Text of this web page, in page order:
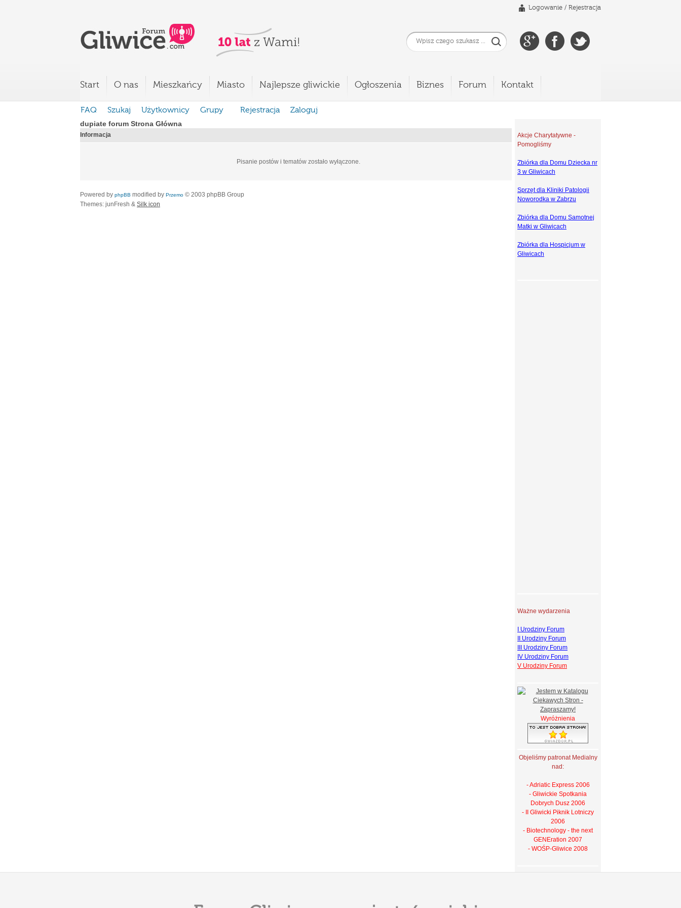
Logowanie / Rejestracja
Start O nas Mieszkańcy Miasto Najlepsze gliwickie Ogłoszenia Biznes Forum Kontakt
FAQ Szukaj Użytkownicy Grupy Rejestracja
Zaloguj
dupiate forum Strona Główna
Informacja
Pisanie postów i tematów zostało wyłączone.
Powered by phpBB modified by Przemo © 2003 phpBB Group
Themes: junFresh & Silk icon
Akcje Charytatywne -
Pomogliśmy
Zbiórka dla Domu Dziecka nr
3 w Gliwicach
Sprzęt dla Kliniki Patologii
Noworodka w Zabrzu
Zbiórka dla Domu Samotnej
Matki w Gliwicach
Zbiórka dla Hospicjum w
Gliwicach
Ważne wydarzenia
I Urodziny Forum
II Urodziny Forum
III Urodziny Forum
IV Urodziny Forum
V Urodziny Forum
Wyróżnienia
Objeliśmy patronat Medialny
nad:
- Adriatic Express 2006
- Gliwickie Spotkania
Dobrych Dusz 2006
- II Gliwicki Piknik Lotniczy
2006
- Biotechnology - the next
GENEration 2007
- WOŚP-Gliwice 2008